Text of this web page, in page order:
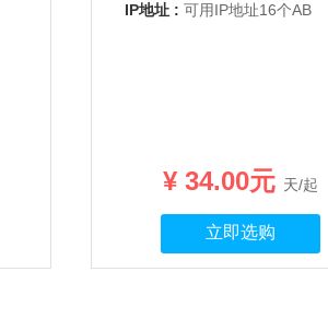
IP地址 : 可用IP地址16个AB
¥ 34.00元 天/起
立即选购